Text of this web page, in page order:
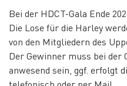
Bei der HDCT-Gala Ende
Die Lose für die Harley
von den Mitgliedern des
Der Gewinner muss bei der
anwesend sein, ggf. erfolgt